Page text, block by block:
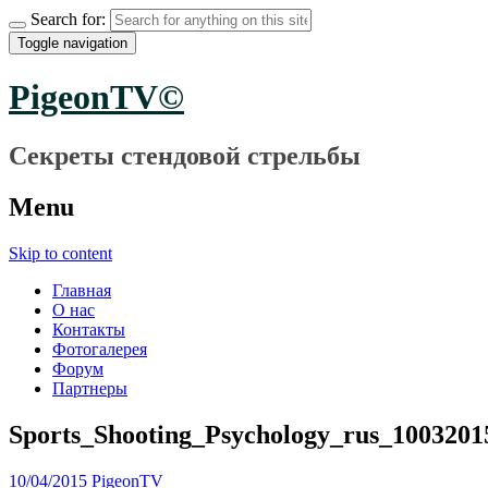
Search for:
Toggle navigation
PigeonTV©
Секреты стендовой стрельбы
Menu
Skip to content
Главная
О нас
Контакты
Фотогалерея
Форум
Партнеры
10/04/2015 PigeonTV